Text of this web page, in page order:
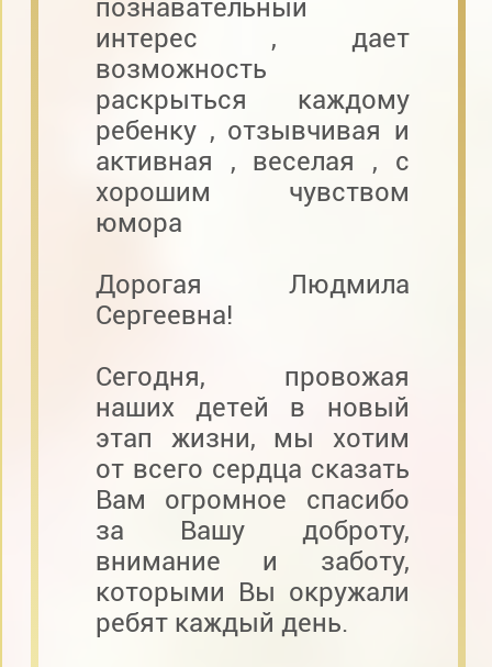
познавательный
интерес , дает
возможность
раскрыться каждому
ребенку , отзывчивая и
активная , веселая , с
хорошим чувством
юмора
Дорогая Людмила
Сергеевна!
Сегодня, провожая
наших детей в новый
этап жизни, мы хотим
от всего сердца сказать
Вам огромное спасибо
за Вашу доброту,
внимание и заботу,
которыми Вы окружали
ребят каждый день.